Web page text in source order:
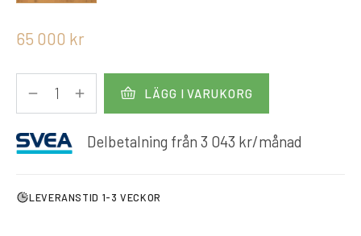
65 000 kr
LÄGG I VARUKORG
Delbetalning från 3 043 kr/månad
LEVERANSTID 1-3 VECKOR